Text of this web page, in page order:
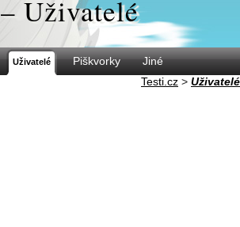
– Uživatelé
Uživatelé Piškvorky
Jiné
Testi.cz > Uživatelé